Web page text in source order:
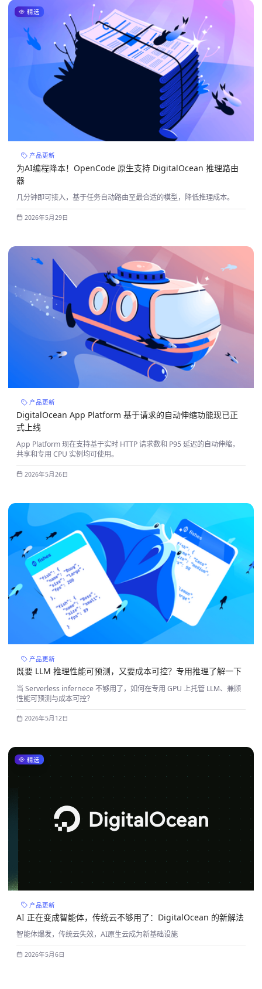
精选
产品更新
为AI编程降本！OpenCode 原生支持 DigitalOcean 推理路由
器
几分钟即可接入，基于任务自动路由至最合适的模型，降低推理成本。
2026年5月29日
产品更新
DigitalOcean App Platform 基于请求的自动伸缩功能现已正
式上线
App Platform 现在支持基于实时 HTTP 请求数和 P95 延迟的自动伸缩，
共享和专用 CPU 实例均可使用。
2026年5月26日
产品更新
既要 LLM 推理性能可预测，又要成本可控？专用推理了解一下
当 Serverless infernece 不够用了，如何在专用 GPU 上托管 LLM、兼顾
性能可预测与成本可控？
2026年5月12日
精选
产品更新
AI 正在变成智能体，传统云不够用了：DigitalOcean 的新解法
智能体爆发，传统云失效，AI原生云成为新基础设施
2026年5月6日